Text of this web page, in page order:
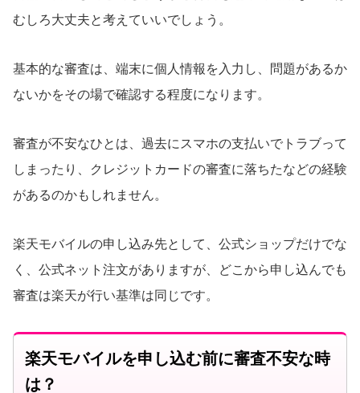
むしろ大丈夫と考えていいでしょう。
基本的な審査は、端末に個人情報を入力し、問題があるか
ないかをその場で確認する程度になります。
審査が不安なひとは、過去にスマホの支払いでトラブって
しまったり、クレジットカードの審査に落ちたなどの経験
があるのかもしれません。
楽天モバイルの申し込み先として、公式ショップだけでな
く、公式ネット注文がありますが、どこから申し込んでも
審査は楽天が行い基準は同じです。
楽天モバイルを申し込む前に審査不安な時
は？